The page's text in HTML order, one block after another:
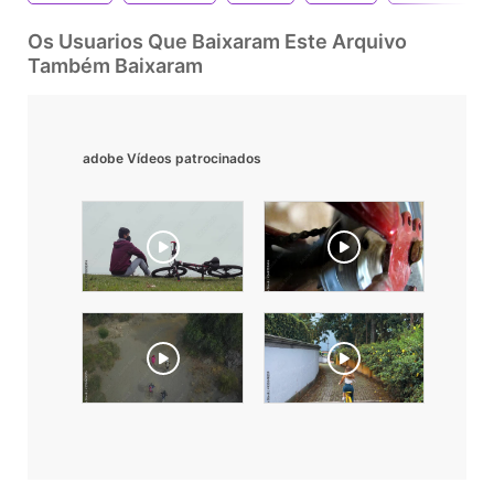
Os Usuarios Que Baixaram Este Arquivo
Também Baixaram
adobe Vídeos patrocinados